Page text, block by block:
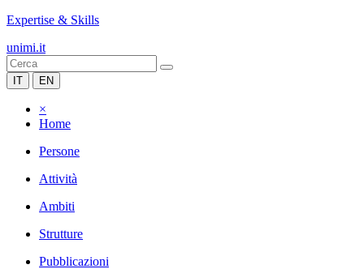
Expertise & Skills
unimi.it
IT EN
×
Home
Persone
Attività
Ambiti
Strutture
Pubblicazioni